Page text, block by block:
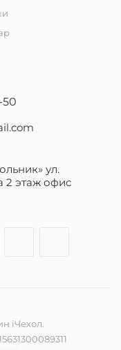
50
ул.
2 этаж офис
iЧехол.